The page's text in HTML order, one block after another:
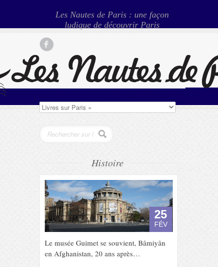
Les Nautes de Paris : une façon
ludique de découvrir Paris
Histoire
25
FÉV
Le musée Guimet se souvient, Bâmiyân
en Afghanistan, 20 ans après…